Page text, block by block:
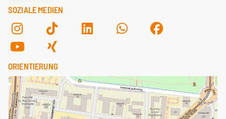
SOZIALE MEDIEN
ORIENTIERUNG